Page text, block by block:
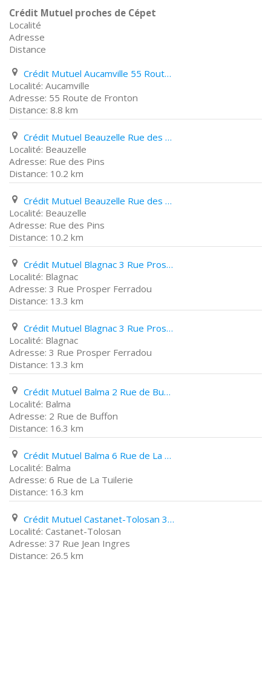
Crédit Mutuel proches de Cépet
Localité
Adresse
Distance
Crédit Mutuel Aucamville 55 Route de Fronton
Aucamville
55 Route de Fronton
8.8 km
Crédit Mutuel Beauzelle Rue des Pins
Beauzelle
Rue des Pins
10.2 km
Crédit Mutuel Beauzelle Rue des Pins
Beauzelle
Rue des Pins
10.2 km
Crédit Mutuel Blagnac 3 Rue Prosper Ferradou
Blagnac
3 Rue Prosper Ferradou
13.3 km
Crédit Mutuel Blagnac 3 Rue Prosper Ferradou
Blagnac
3 Rue Prosper Ferradou
13.3 km
Crédit Mutuel Balma 2 Rue de Buffon
Balma
2 Rue de Buffon
16.3 km
Crédit Mutuel Balma 6 Rue de La Tuilerie
Balma
6 Rue de La Tuilerie
16.3 km
Crédit Mutuel Castanet-Tolosan 37 Rue Jean Ingres
Castanet-Tolosan
37 Rue Jean Ingres
26.5 km